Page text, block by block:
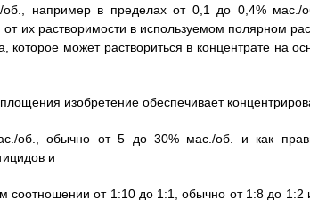
об., например в пределах от 0,1 до 0,4%
от их растворимости в используемом полярном
которое может раствориться в концентрате на
изобретение обеспечивает
об., обычно от 5 до 30% мас./об. и как
и
соотношении от 1:10 до 1:1, обычно от 1:8 до 1:2